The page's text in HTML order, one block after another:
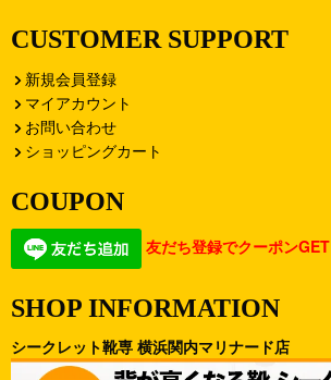
CUSTOMER SUPPORT
新規会員登録
マイアカウント
お問い合わせ
ショッピングカート
COUPON
友だち登録でクーポンGET
SHOP INFORMATION
シークレット靴専 横浜関内マリナード店